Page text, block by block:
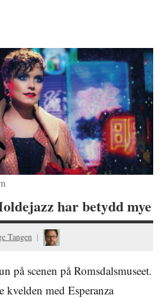
har betydd mye
Tangen
på scenen på Romsdalsmuseet.
kvelden med Esperanza